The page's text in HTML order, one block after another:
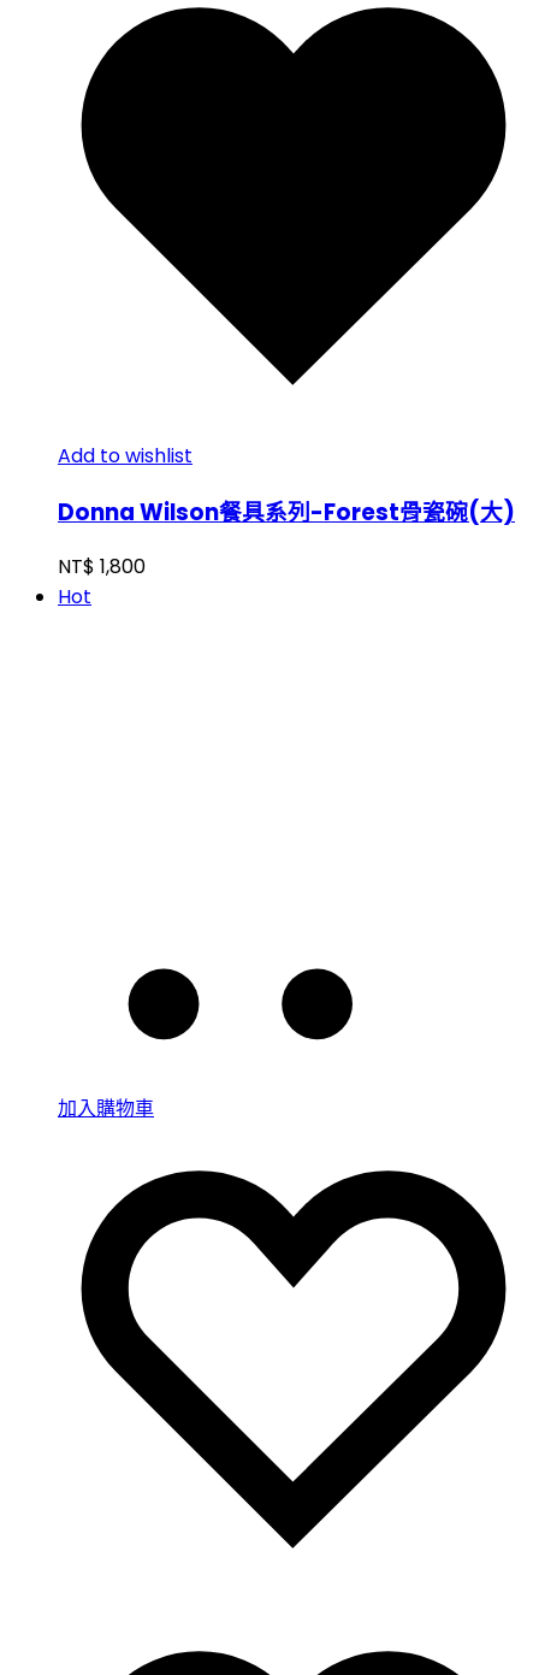
Add to wishlist
Donna Wilson餐具系列-Forest骨瓷碗(大)
NT$ 1,800
Hot
加入購物車